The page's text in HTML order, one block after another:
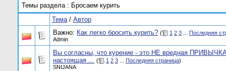
Темы раздела: Бросаем курить
Тема/ Автор
Важно: Как легко бросить курить? ( 1 2 3
Последняя
Admin
Вы согласны, что курение - это НЕ вредная
настоящая ... ( 1 2 3 Последняя страница)
SNIJANA